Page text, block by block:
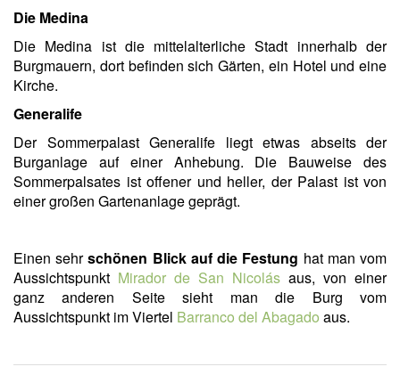
Die Medina
Die Medina ist die mittelalterliche Stadt innerhalb der
Burgmauern, dort befinden sich Gärten, ein Hotel und eine
Kirche.
Generalife
Der Sommerpalast Generalife liegt etwas abseits der
Burganlage auf einer Anhebung. Die Bauweise des
Sommerpalsates ist offener und heller, der Palast ist von
einer großen Gartenanlage geprägt.
Einen sehrschönen Blick auf die Festung hat man vom
Aussichtspunkt Mirador de San Nicolás aus, von einer
ganz anderen Seite sieht man die Burg vom
Aussichtspunkt im Viertel Barranco del Abagado aus.